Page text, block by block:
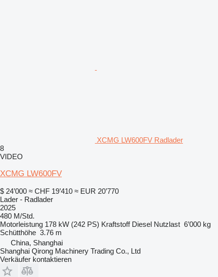
XCMG LW600FV Radlader
8
VIDEO
XCMG LW600FV
$ 24’000 ≈ CHF 19’410 ≈ EUR 20’770
Lader - Radlader
2025
480 M/Std.
Motorleistung 178 kW (242 PS) Kraftstoff Diesel Nutzlast 6’000 kg
Schütthöhe 3.76 m
China, Shanghai
Shanghai Qirong Machinery Trading Co., Ltd
Verkäufer kontaktieren